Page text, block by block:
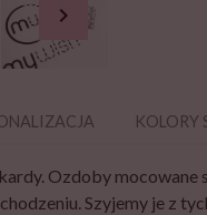
chevron_right
KOLORY
Ozdoby
Szyjemy je z